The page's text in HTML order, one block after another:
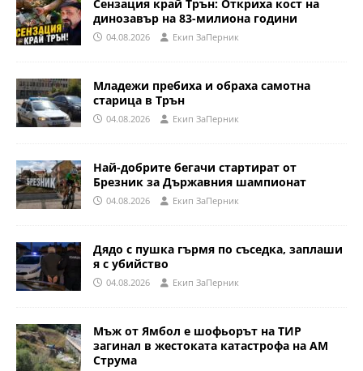
Сензация край Трън: Откриха кост на
динозавър на 83-милиона години
04.08.2026 Eкип ЗаПерник
Младежи пребиха и обраха самотна
старица в Трън
04.08.2026 Eкип ЗаПерник
Най-добрите бегачи стартират от
Брезник за Държавния шампионат
04.08.2026 Eкип ЗаПерник
Дядо с пушка гърмя по съседка, заплаши
я с убийство
04.08.2026 Eкип ЗаПерник
Мъж от Ямбол е шофьорът на ТИР
загинал в жестоката катастрофа на АМ
Струма